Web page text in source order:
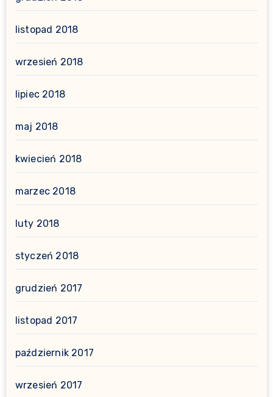
listopad 2018
wrzesień 2018
lipiec 2018
maj 2018
kwiecień 2018
marzec 2018
luty 2018
styczeń 2018
grudzień 2017
listopad 2017
październik 2017
wrzesień 2017